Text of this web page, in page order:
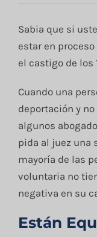
Contacto
English
Sabia que si
estar en
el castigo de los
Cuando una
deportación y
algunos
pida al juez una
mayoría de las
voluntaria no
negativa en su
Están